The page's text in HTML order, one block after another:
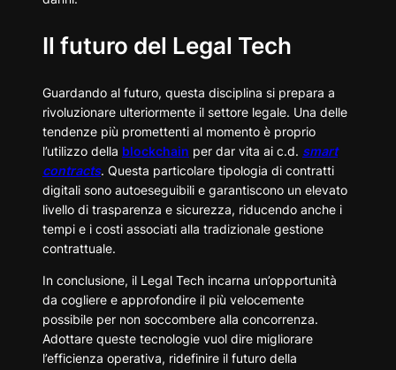
Il futuro del Legal Tech
Guardando al futuro, questa disciplina si prepara a
rivoluzionare ulteriormente il settore legale. Una delle
tendenze più promettenti al momento è proprio
l’utilizzo della blockchain per dar vita ai c.d. smart
contracts. Questa particolare tipologia di contratti
digitali sono autoeseguibili e garantiscono un elevato
livello di trasparenza e sicurezza, riducendo anche i
tempi e i costi associati alla tradizionale gestione
contrattuale.
In conclusione, il Legal Tech incarna un’opportunità
da cogliere e approfondire il più velocemente
possibile per non soccombere alla concorrenza.
Adottare queste tecnologie vuol dire migliorare
l’efficienza operativa, ridefinire il futuro della